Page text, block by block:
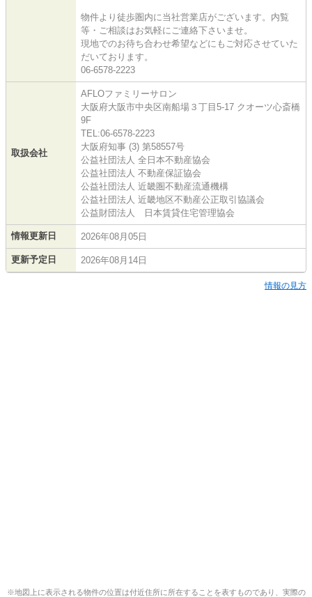
物件より徒歩圏内に当社営業店がございます。内覧
等・ご相談はお気軽にご連絡下さいませ。
現地でのお待ち合わせ希望などにもご対応させていた
だいております。
06-6578-2223
取扱会社
AFLOファミリーサロン
大阪府大阪市中央区南船場３丁目5-17 クオーツ心斎橋
9F
TEL:06-6578-2223
大阪府知事 (3) 第58557号
公益社団法人 全日本不動産協会
公益社団法人 不動産保証協会
公益社団法人 近畿圏不動産流通機構
公益社団法人 近畿地区不動産公正取引協議会
公益財団法人 日本賃貸住宅管理協会
情報更新日 2026年08月05日
更新予定日 2026年08月14日
情報の見方
※地図上に表示される物件の位置は付近住所に所在することを表すものであり、実際の